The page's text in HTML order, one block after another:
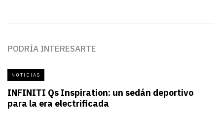
PODRÍA INTERESARTE
NOTICIAS
INFINITI Qs Inspiration: un sedán deportivo
para la era electrificada